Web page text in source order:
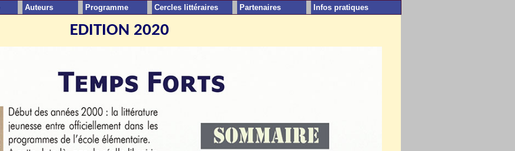
EDITION 2020
Cercles littéraires
Auteurs Programme Partenaires Infos pratiques